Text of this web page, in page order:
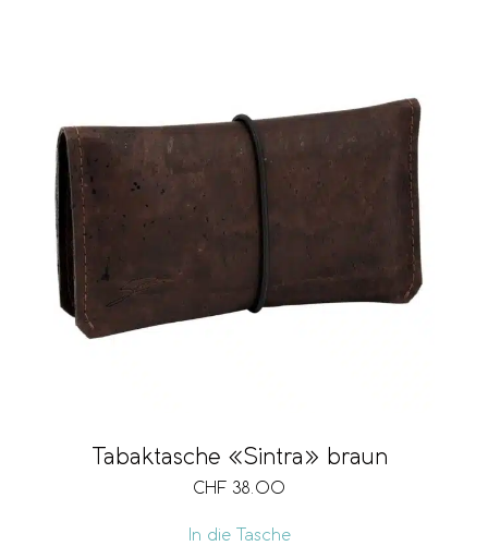
Tabaktasche «Sintra» braun
CHF 38.00
In die Tasche